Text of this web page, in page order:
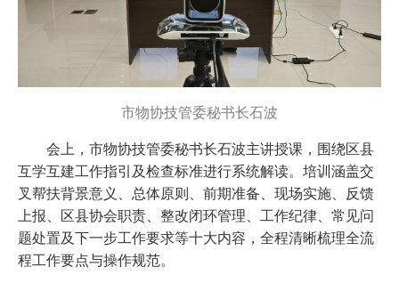
市物协技管委秘书长石波
会上，市物协技管委秘书长石波主讲授课，围绕区县
互学互建工作指引及检查标准进行系统解读。培训涵盖交
叉帮扶背景意义、总体原则、前期准备、现场实施、反馈
上报、区县协会职责、整改闭环管理、工作纪律、常见问
题处置及下一步工作要求等十大内容，全程清晰梳理全流
程工作要点与操作规范。